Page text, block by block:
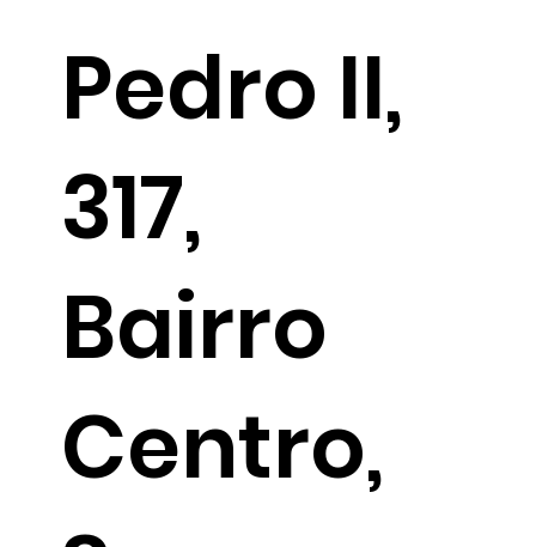
Pedro II,
317,
Bairro
Centro,